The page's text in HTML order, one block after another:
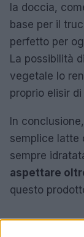
la doccia,
base per il
perfetto per
La possibilità
vegetale lo
proprio elisir
In
semplice latte
sempre
aspettare
questo